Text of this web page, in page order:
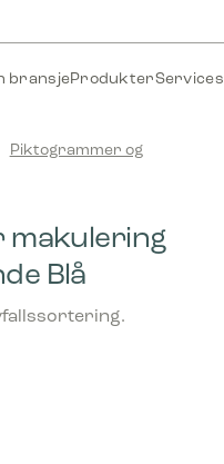
bransjeProdukterServices
Piktogrammer og
makulering
Blå